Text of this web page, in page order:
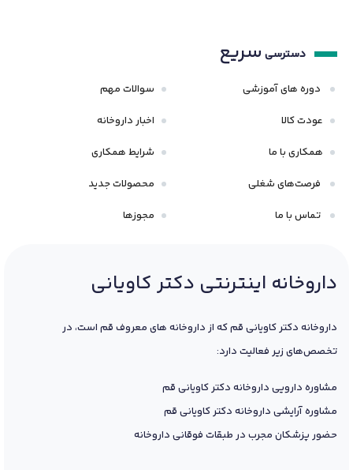
دسترسی سریع
دوره های آموزشی
عودت کالا
همکاری با ما
فرصت‌های شغلی
تماس با ما
سوالات مهم
اخبار داروخانه
شرایط همکاری
محصولات جدید
مجوزها
داروخانه اینترنتی دکتر کاویانی
داروخانه دکتر کاویانی قم که از داروخانه های معروف قم است، در
تخصص‌های زیر فعالیت دارد:
مشاوره دارویی داروخانه دکتر کاویانی قم
مشاوره آرایشی داروخانه دکتر کاویانی قم
حضور پزشکان مجرب در طبقات فوقانی داروخانه